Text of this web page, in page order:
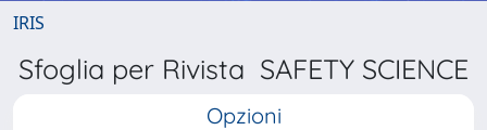
IRIS
Sfoglia per Rivista SAFETY SCIENCE
Opzioni